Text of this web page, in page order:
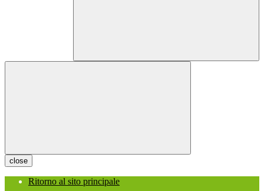
close
Ritorno al sito principale